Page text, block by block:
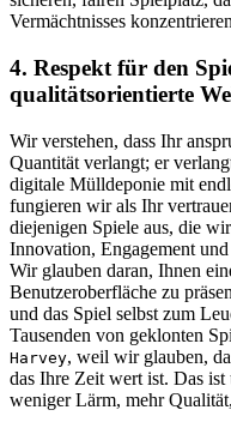
Vermächtnisses
4. Respekt für den
qualitätsorientierte
Wir verstehen, dass Ihr
Quantität verlangt; er
digitale Mülldeponie mit
fungieren wir als Ihr
diejenigen Spiele aus, die
Innovation, Engagement
Wir glauben daran, Ihnen
Benutzeroberfläche zu
und das Spiel selbst zum
Tausenden von geklonten
Harvey, weil wir glauben,
das Ihre Zeit wert ist. Das ist
weniger Lärm, mehr